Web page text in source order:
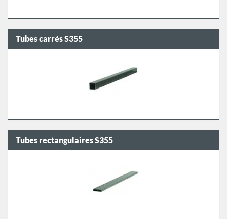
Tubes carrés S355
Tubes rectangulaires S355